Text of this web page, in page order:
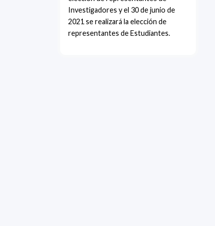
Investigadores y el 30 de junio de
2021 se realizará la elección de
representantes de Estudiantes.